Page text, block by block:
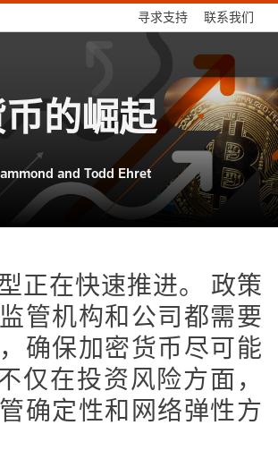
寻求支持 联系我们
的崛起
and Todd Ehret
正在快速推进。 政策
管机构和公司都需要
确保加密货币尽可能
仅在投资风险方面，
确定性和网络弹性方